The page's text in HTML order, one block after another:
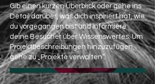
Gib einen kurzen Überblick oder gehe ins
Detail darüber, was dich inspiriert hat, wie
du vorgegangen bist und informiere
deine Besucher über Wissenswertes. Um
Projektbeschreibungen hinzuzufügen,
gehe zu „Projekte verwalten“.